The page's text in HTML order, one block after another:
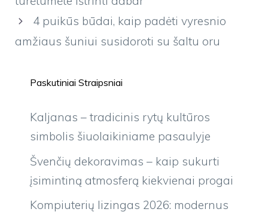
4 puikūs būdai, kaip padėti vyresnio
amžiaus šuniui susidoroti su šaltu oru
Paskutiniai Straipsniai
Kaljanas – tradicinis rytų kultūros
simbolis šiuolaikiniame pasaulyje
Švenčių dekoravimas – kaip sukurti
įsimintiną atmosferą kiekvienai progai
Kompiuterių lizingas 2026: modernus